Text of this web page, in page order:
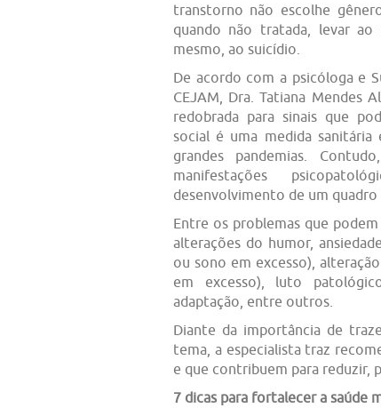
transtorno não escolhe
quando não tratada, levar
mesmo, ao suicídio.
De acordo com a psicóloga e
CEJAM, Dra. Tatiana Mendes
redobrada para sinais que
social é uma medida
grandes pandemias.
manifestações
desenvolvimento de um quadro
Entre os problemas que
alterações do humor,
ou sono em excesso),
em excesso), luto
adaptação, entre outros.
Diante da importância de
tema, a especialista traz
e que contribuem para reduzir,
7 dicas para fortalecer a saúde